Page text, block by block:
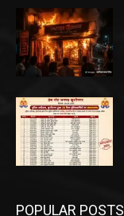
POPULAR POSTS